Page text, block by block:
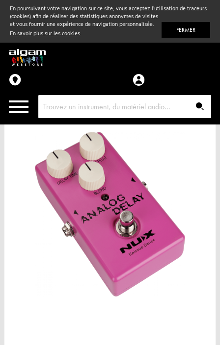
En poursuivant votre navigation sur ce site, vous acceptez l'utilisation de traceurs
(cookies) afin de réaliser des statistiques anonymes de visites
et vous fournir une expérience de navigation personnalisée.
En savoir plus sur les cookies. FERMER
Vent& Violon
Accessoires
Pièces détachées